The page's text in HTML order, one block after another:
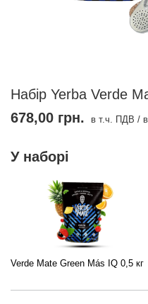
Набір Yerba Verde
У наборі
Verde Mate Green Más IQ 0,5 кг
678,00 грн. в т.ч. ПДВ /